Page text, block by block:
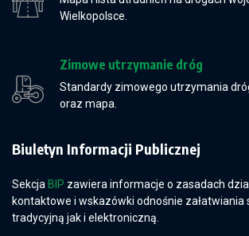
Wielkopolsce.
Zimowe utrzymanie dróg
Standardy zimowego utrzymania
oraz mapa.
Biuletyn Informacji Publicznej
Sekcja BIP zawiera informacje o zasadach
kontaktowe i wskazówki odnośnie załatwiania
tradycyjną jak i elektroniczną.